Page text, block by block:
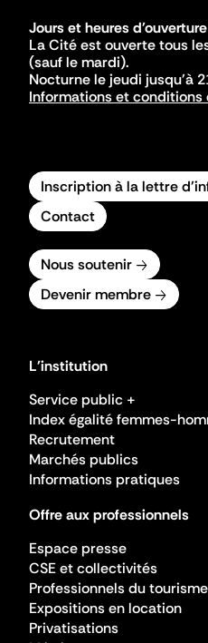
Jours et heures d'ouverture
La Cité est ouverte tous
(sauf le mardi).
Nocturne le jeudi jusqu'à
Informations et conditions
Inscription à la lettre
Contact
Nous soutenir
Devenir membre
L'institution
Service public +
Index égalité femmes-
Recrutement
Marchés publics
Informations pratiques
Offre aux professionnels
Espace presse
CSE et collectivités
Professionnels du tourisme
Expositions en location
Privatisations